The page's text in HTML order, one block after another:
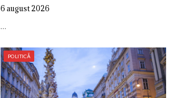
6 august 2026
…
POLITICĂ